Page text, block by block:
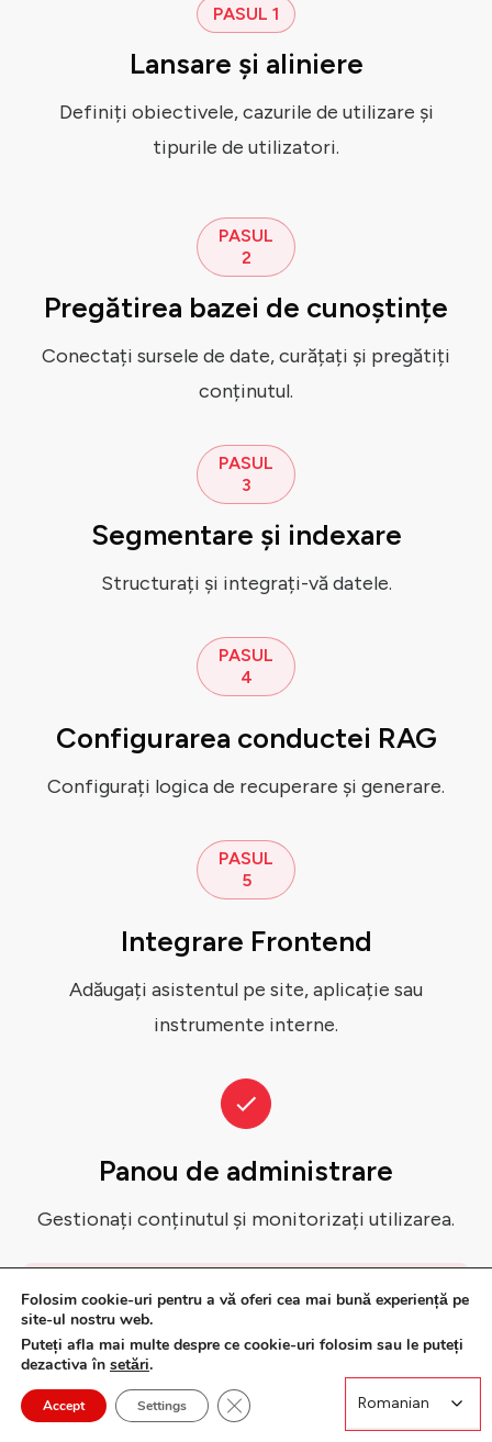
PASUL 1
Lansare și aliniere
Definiți obiectivele, cazurile de utilizare și
tipurile de utilizatori.
PASUL
2
Pregătirea bazei de cunoștințe
Conectați sursele de date, curățați și pregătiți
conținutul.
PASUL
3
Segmentare și indexare
Structurați și integrați-vă datele.
PASUL
4
Configurarea conductei RAG
Configurați logica de recuperare și generare.
PASUL
5
Integrare Frontend
Adăugați asistentul pe site, aplicație sau
instrumente interne.
Panou de administrare
Gestionați conținutul și monitorizați utilizarea.
Livrare tipică:
4-5 săptămâni
Folosim cookie-uri pentru a vă oferi cea mai bună experiență pe
site-ul nostru web.
Puteți afla mai multe despre ce cookie-uri folosim sau le puteți
dezactiva în setări.
Accept Settings Close GDPR Cookie Banner
Romanian
Romanian